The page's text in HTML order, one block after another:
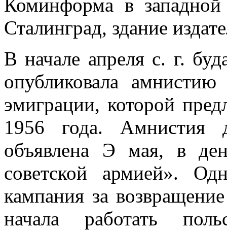
Коминформа в
Сталинград, здание
В начале апреля с. г.
опубликовала амнистию
эмиграции, которой
1956 года. Амнистия
объявлена Э мая, в
советской армией».
кампания за
начала работать